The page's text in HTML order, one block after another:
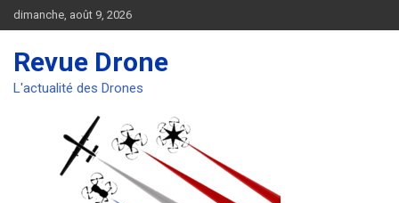
Aller
au
dimanche, août 9, 2026
Revue Drone
L'actualité des Drones